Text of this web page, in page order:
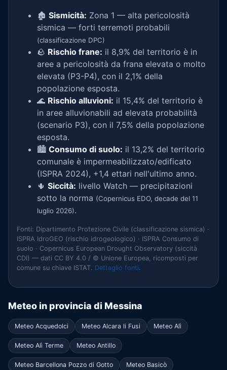
🏚️ Sismicità: Zona 1 — alta pericolosità
sismica — forti terremoti probabili
(classificazione DPC)
🪨 Rischio frane: il 8,9% del territorio è in
aree a pericolosità da frana elevata o molto
elevata (P3-P4), con il 2,1% della
popolazione esposta.
🌊 Rischio alluvioni: il 15,4% del territorio è
in aree alluvionabili ad elevata probabilità
(scenario P3), con il 7,5% della popolazione
esposta.
🏙️ Consumo di suolo: il 13,2% del territorio
comunale è impermeabilizzato/edificato
(ISPRA 2024), +1,4 ettari nell'ultimo anno.
🌵 Siccità: livello Watch — precipitazioni
sotto la norma (Copernicus EDO, decade del 11
luglio 2026).
Fonti: Dipartimento Protezione Civile (classificazione sismica) ·
ISPRA IdroGEO (rischio idrogeologico) · ISPRA Consumo di
suolo · Copernicus European Drought Observatory (siccità
CDI) — dati CC BY 4.0 / © Unione Europea, ricomposti per
comune su chiave ISTAT. Dettaglio fonti.
Meteo in provincia di Messina
Meteo Acquedolci Meteo Alcara li Fusi Meteo Alì
Meteo Alì Terme Meteo Antillo
Meteo Barcellona Pozzo di Gotto Meteo Basicò